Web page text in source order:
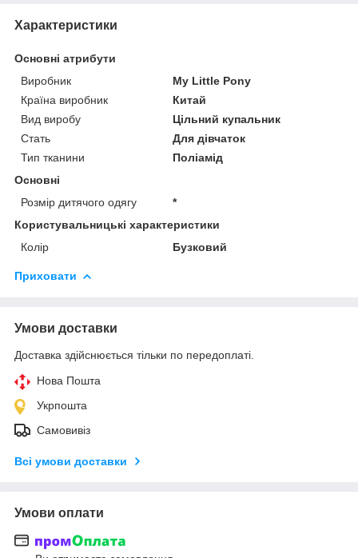
Характеристики
Основні атрибути
Виробник
My Little Pony
Країна виробник
Китай
Вид виробу
Цільний купальник
Стать
Для дівчаток
Тип тканини
Поліамід
Основні
Розмір дитячого одягу
*
Користувальницькі характеристики
Колір
Бузковий
Приховати
Умови доставки
Доставка здійснюється тільки по передоплаті.
Нова Пошта
Укрпошта
Самовивіз
Всі умови доставки
Умови оплати